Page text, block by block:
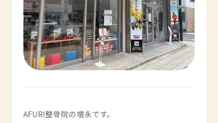
AFURI整骨院の増永です。